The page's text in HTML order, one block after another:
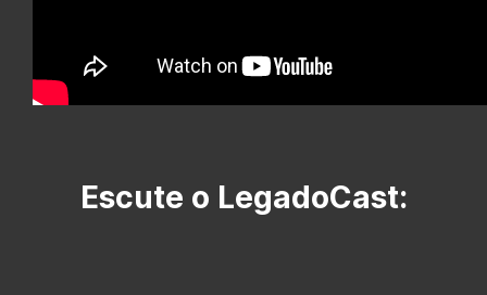
Escute o LegadoCast: